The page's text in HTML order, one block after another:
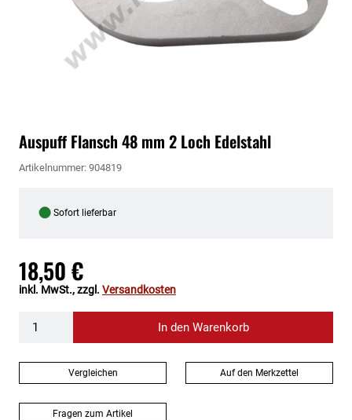
Auspuff Flansch 48 mm 2 Loch Edelstahl
Artikelnummer: 904819
● Sofort lieferbar
18,50 €
inkl. MwSt., zzgl. Versandkosten
In den Warenkorb
Vergleichen Auf den Merkzettel
Fragen zum Artikel